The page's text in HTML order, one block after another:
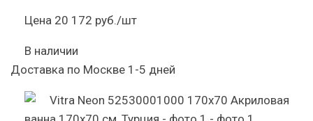
Цена 20 172 руб./шт
В наличии
Доставка по Москве 1-5 дней